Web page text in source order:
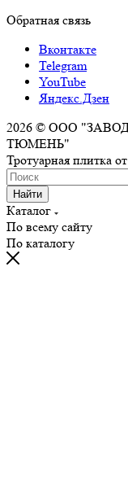
Обратная связь
Вконтакте
Telegram
YouTube
Яндекс.Дзен
2026 © ООО
ТЮМЕНЬ"
Тротуарная плитка
Найти
Каталог
По всему сайту
По каталогу